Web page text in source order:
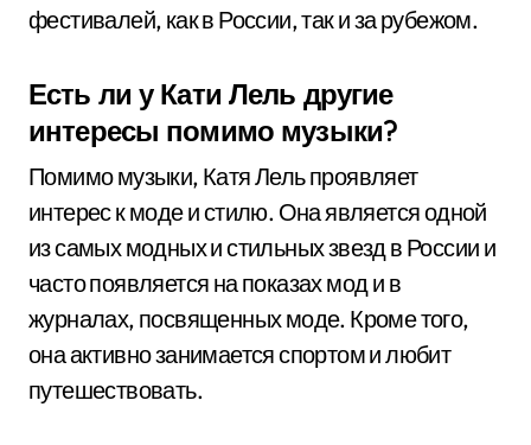
фестивалей, как в России, так и за рубежом.
Есть ли у Кати Лель другие
интересы помимо музыки?
Помимо музыки, Катя Лель проявляет
интерес к моде и стилю. Она является одной
из самых модных и стильных звезд в России и
часто появляется на показах мод и в
журналах, посвященных моде. Кроме того,
она активно занимается спортом и любит
путешествовать.